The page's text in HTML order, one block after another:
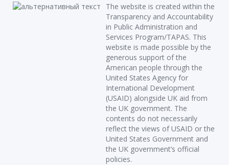
The website is created within the
Transparency and Accountability
in Public Administration and
Services Program/TAPAS. This
website is made possible by the
generous support of the
American people through the
United States Agency for
International Development
(USAID) alongside UK aid from
the UK government. The
contents do not necessarily
reflect the views of USAID or the
United States Government and
the UK government’s official
policies.